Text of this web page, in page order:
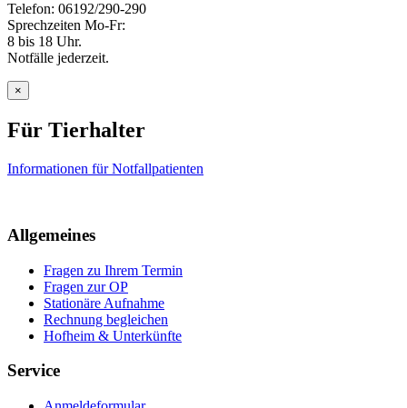
Telefon: 06192/290-290
Sprechzeiten Mo-Fr:
8 bis 18 Uhr.
Notfälle jederzeit.
×
Für Tierhalter
Informationen für Notfallpatienten
Allgemeines
Fragen zu Ihrem Termin
Fragen zur OP
Stationäre Aufnahme
Rechnung begleichen
Hofheim & Unterkünfte
Service